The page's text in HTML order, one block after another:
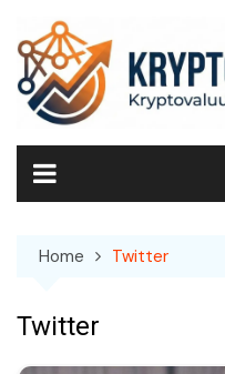
content
Home Twitter
Twitter